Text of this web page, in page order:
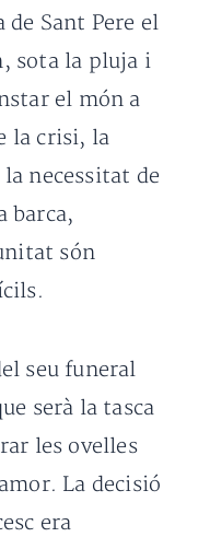
Sant Pere el
sota la pluja i
el món a
la crisi, la
necessitat de
barca,
són
seu funeral
serà la tasca
les ovelles
La decisió
era